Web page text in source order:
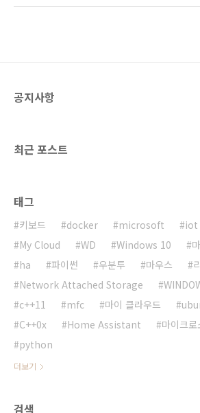
하는 방법을 설명하도록 하겠습니다.기준은
함수를 ..
공지사항
최근 포스트
태그
키보드 docker microsoft iot
My Cloud
WD Windows 10
ha
파이썬 우분투 마우스
Network Attached Storage
c++11
mfc 마이 클라우드
C++0x
Home Assistant 마이크로
python
더보기
검색